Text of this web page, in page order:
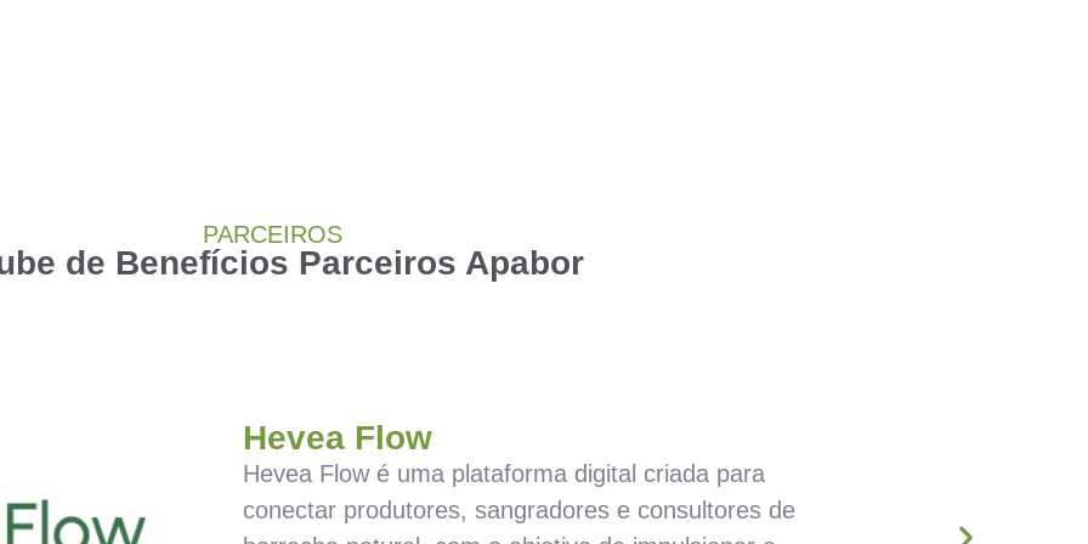
PARCEIROS
de Benefícios Parceiros Apabor
Hevea Flow
Hevea Flow é uma plataforma digital criada para
conectar produtores, sangradores e consultores de